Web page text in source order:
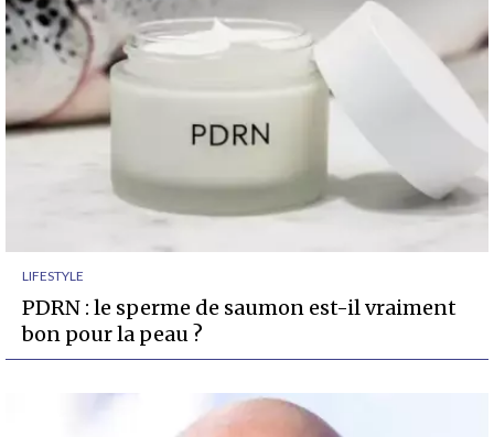
LIFESTYLE
PDRN : le sperme de saumon est-il vraiment
bon pour la peau ?